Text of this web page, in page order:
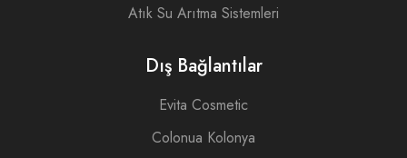
Atık Su Arıtma Sistemleri
Dış Bağlantılar
Evita Cosmetic
Colonua Kolonya